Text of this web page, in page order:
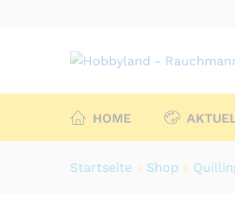
HOME
Startseite » Shop »